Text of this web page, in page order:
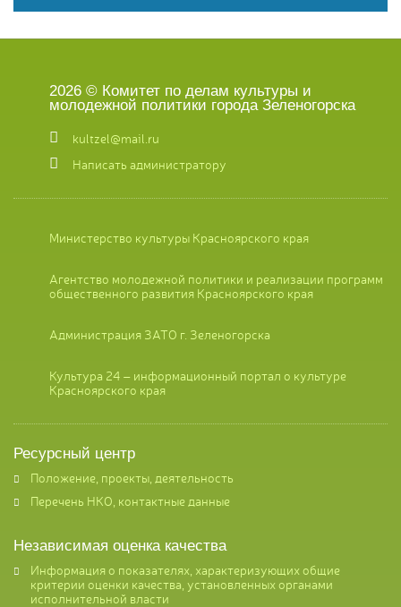
2026 © Комитет по делам культуры и
молодежной политики города Зеленогорска
kultzel@mail.ru
Написать администратору
Министерство культуры Красноярского края
Агентство молодежной политики и реализации программ
общественного развития Красноярского края
Администрация ЗАТО г. Зеленогорска
Культура 24 – информационный портал о культуре
Красноярского края
Ресурсный центр
Положение, проекты, деятельность
Перечень НКО, контактные данные
Независимая оценка качества
Информация о показателях, характеризующих общие
критерии оценки качества, установленных органами
исполнительной власти